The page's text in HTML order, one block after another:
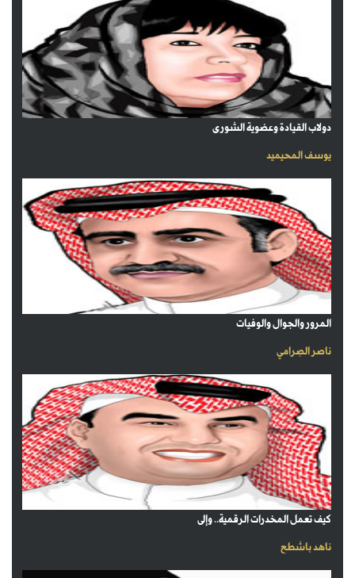
دولاب القيادة وعضوية الشورى
يوسف المحيميد
المرور والجوال والوفيات
ناصر الصِرامي
كيف تعمل المخدرات الرقمية.. وإلى
ناهد باشطح